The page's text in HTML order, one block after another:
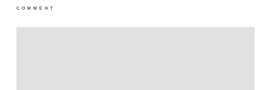
COMMENT